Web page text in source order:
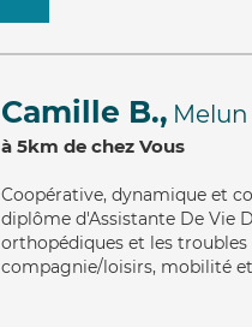
Camille B., Melun
à 5km de chez Vous
Coopérative, dynamique et
diplôme d'Assistante De Vie
orthopédiques et les troubles
compagnie/loisirs, mobilité